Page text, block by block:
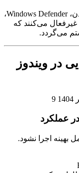
برخی کرک‌ها برای جلوگیری از شناسایی شدن، Windows Defender،
غیرفعال می‌کنند که
می‌گردد.
در ویندوز
اجرا نشود.